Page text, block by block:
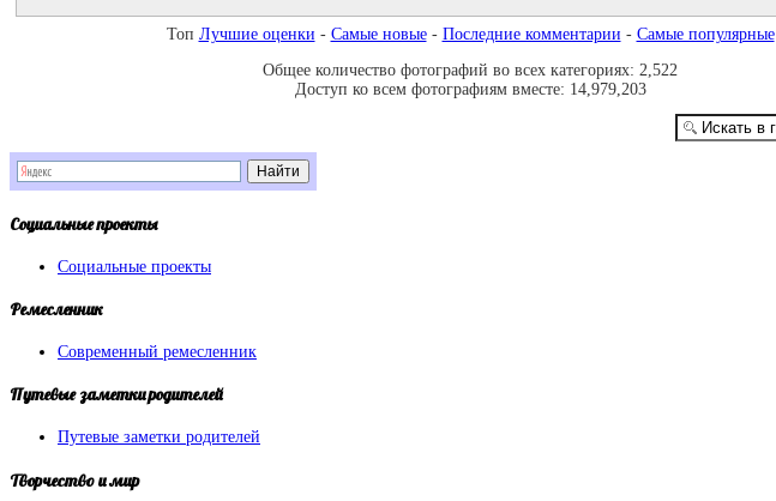
Топ Лучшие оценки - Самые новые- Последние комментарии - Самые популярные
Общее количество фотографий во всех категориях: 2,522
Доступ ко всем фотографиям вместе: 14,979,203
Социальныепроекты
Социальные проекты
Ремесленник
Современный ремесленник
Путевыезаметки родителей
Путевые заметки родителей
Творчествои мир